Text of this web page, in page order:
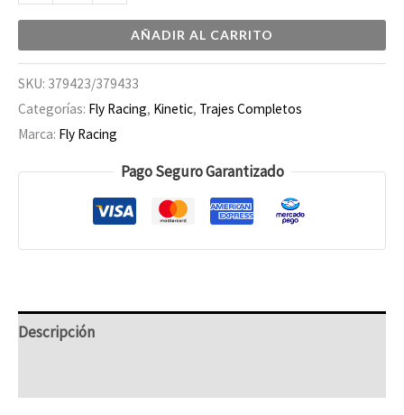
AÑADIR AL CARRITO
SKU: 379423/379433
Categorías: Fly Racing, Kinetic, Trajes Completos
Marca: Fly Racing
Pago Seguro Garantizado
Descripción